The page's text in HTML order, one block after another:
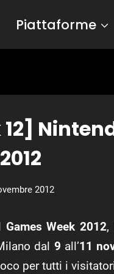
Piattaforme
12]
2012
Games Week 2012,
dal 9 all’11
per tutti i